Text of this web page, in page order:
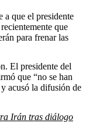
a que el presidente
que
para frenar las
El presidente del
que “no se han
acusó la difusión de
Irán tras diálogo